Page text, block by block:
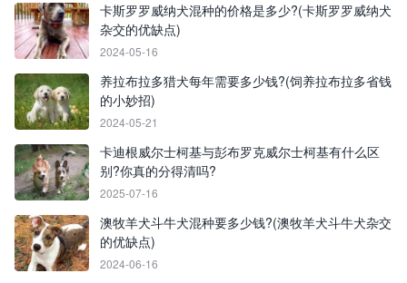
卡斯罗罗威纳犬混种的价格是多少?(卡斯罗罗威纳犬
杂交的优缺点)
2024-05-16
养拉布拉多猎犬每年需要多少钱?(饲养拉布拉多省钱
的小妙招)
2024-05-21
卡迪根威尔士柯基与彭布罗克威尔士柯基有什么区
别?你真的分得清吗?
2025-07-16
澳牧羊犬斗牛犬混种要多少钱?(澳牧羊犬斗牛犬杂交
的优缺点)
2024-06-16